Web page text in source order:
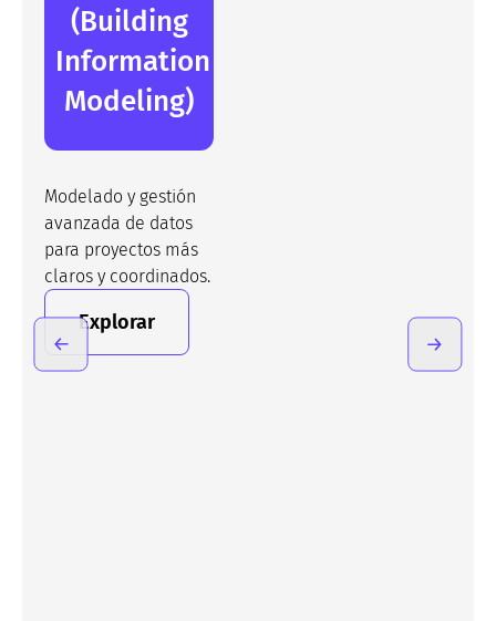
(Building
Information
Modeling)
Modelado y gestión
avanzada de datos
para proyectos más
claros y coordinados.
Explorar